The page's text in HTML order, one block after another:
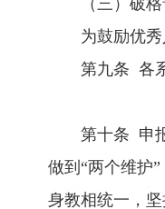
为鼓励优
第九条 各
第十条 申
做到“两个维护
身教相统一，